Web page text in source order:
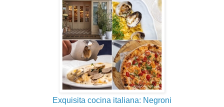
Exquisita cocina italiana: Negroni